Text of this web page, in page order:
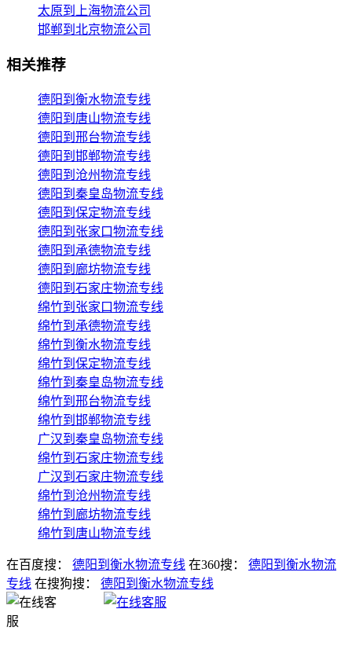
太原到上海物流公司
邯郸到北京物流公司
相关推荐
德阳到衡水物流专线
德阳到唐山物流专线
德阳到邢台物流专线
德阳到邯郸物流专线
德阳到沧州物流专线
德阳到秦皇岛物流专线
德阳到保定物流专线
德阳到张家口物流专线
德阳到承德物流专线
德阳到廊坊物流专线
德阳到石家庄物流专线
绵竹到张家口物流专线
绵竹到承德物流专线
绵竹到衡水物流专线
绵竹到保定物流专线
绵竹到秦皇岛物流专线
绵竹到邢台物流专线
绵竹到邯郸物流专线
广汉到秦皇岛物流专线
绵竹到石家庄物流专线
广汉到石家庄物流专线
绵竹到沧州物流专线
绵竹到廊坊物流专线
绵竹到唐山物流专线
在百度搜： 德阳到衡水物流专线 在360搜：
德阳到衡水物流
专线 在搜狗搜： 德阳到衡水物流专线